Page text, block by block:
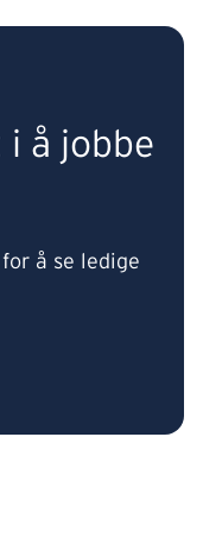
i å jobbe
å se ledige